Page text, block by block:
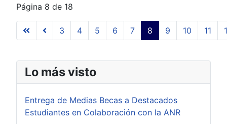
Página 8 de 18
3 4 5 6 7 8 9 10 11
Lo más visto
Entrega de Medias Becas a Destacados
Estudiantes en Colaboración con la ANR